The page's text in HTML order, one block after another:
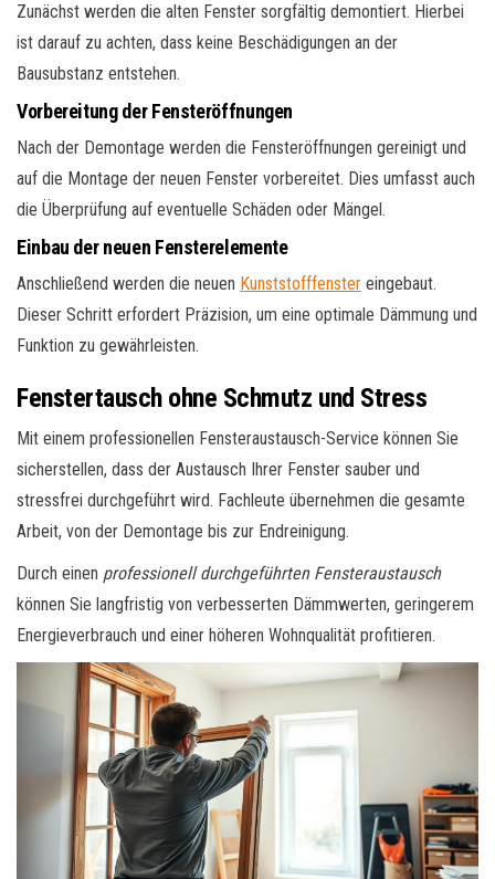
Zunächst werden die alten Fenster sorgfältig demontiert. Hierbei
ist darauf zu achten, dass keine Beschädigungen an der
Bausubstanz entstehen.
Vorbereitung der Fensteröffnungen
Nach der Demontage werden die Fensteröffnungen gereinigt und
auf die Montage der neuen Fenster vorbereitet. Dies umfasst auch
die Überprüfung auf eventuelle Schäden oder Mängel.
Einbau der neuen Fensterelemente
Anschließend werden die neuen Kunststofffenster eingebaut.
Dieser Schritt erfordert Präzision, um eine optimale Dämmung und
Funktion zu gewährleisten.
Fenstertausch ohne Schmutz und Stress
Mit einem professionellen Fensteraustausch-Service können Sie
sicherstellen, dass der Austausch Ihrer Fenster sauber und
stressfrei durchgeführt wird. Fachleute übernehmen die gesamte
Arbeit, von der Demontage bis zur Endreinigung.
Durch einen professionell durchgeführten Fensteraustausch
können Sie langfristig von verbesserten Dämmwerten, geringerem
Energieverbrauch und einer höheren Wohnqualität profitieren.